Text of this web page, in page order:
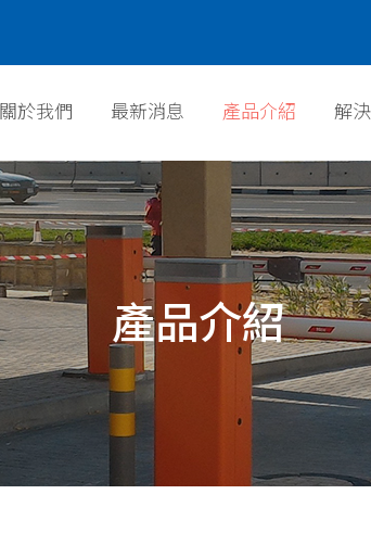
關於我們 最新消息 產品介紹 解
產品介紹